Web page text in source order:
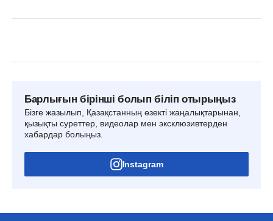
Барлығын бірінші болып біліп отырыңыз
Бізге жазылып, Қазақстанның өзекті жаңалықтарынан,
қызықты суреттер, видеолар мен эксклюзивтерден
хабардар болыңыз.
Instagram